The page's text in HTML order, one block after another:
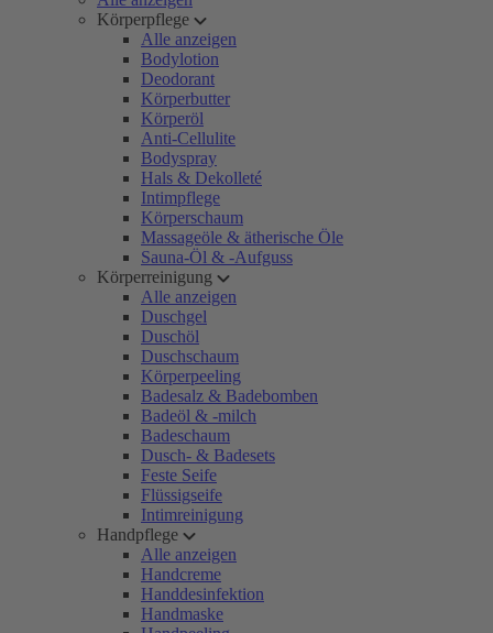
Körperpflege
Alle anzeigen
Bodylotion
Deodorant
Körperbutter
Körperöl
Anti-Cellulite
Bodyspray
Hals & Dekolleté
Intimpflege
Körperschaum
Massageöle & ätherische Öle
Sauna-Öl & -Aufguss
Körperreinigung
Alle anzeigen
Duschgel
Duschöl
Duschschaum
Körperpeeling
Badesalz & Badebomben
Badeöl & -milch
Badeschaum
Dusch- & Badesets
Feste Seife
Flüssigseife
Intimreinigung
Handpflege
Alle anzeigen
Handcreme
Handdesinfektion
Handmaske